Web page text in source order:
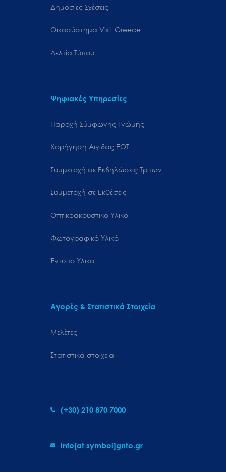
Δημόσιες Σχέσεις
Oικοσύστημα Visit Greece
Δελτία Τύπου
Ψηφιακές Υπηρεσίες
Παροχή Σύμφωνης Γνώμης
Χορήγηση Αιγίδας ΕΟΤ
Συμμετοχή σε Εκδηλώσεις Τρίτων
Συμμετοχή σε Εκθέσεις
Οπτικοακουστικό Υλικό
Φωτογραφικό Υλικό
Έντυπο Υλικό
Αγορές & Στατιστικά Στοιχεία
Μελέτες
Στατιστικά στοιχεία
(+30) 210 870 7000
info[at symbol]gnto.gr